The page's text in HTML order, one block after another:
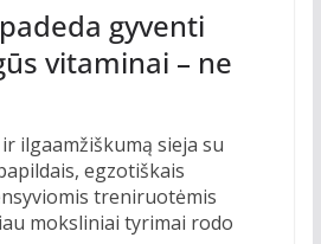
gyventi
vitaminai – ne
ilgaamžiškumą sieja su
egzotiškais
treniruotėmis
moksliniai tyrimai rodo